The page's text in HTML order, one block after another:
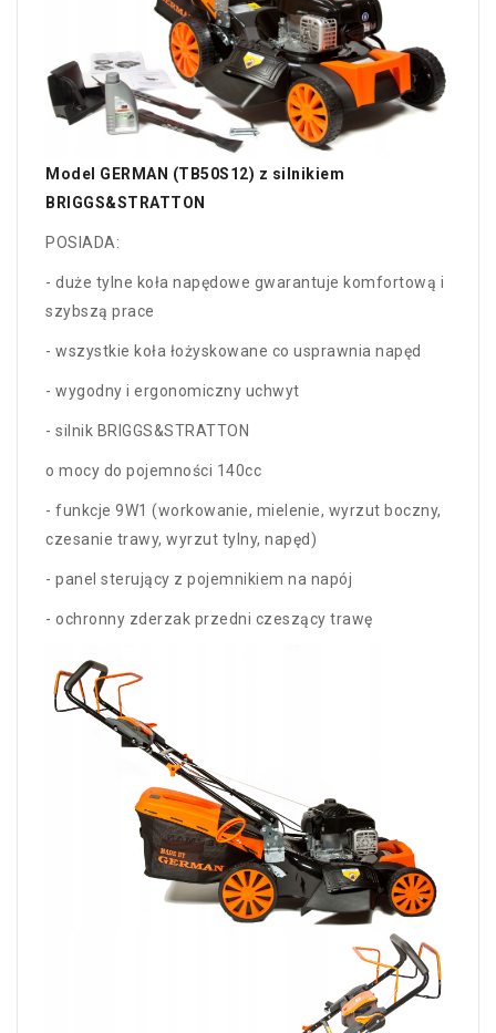
Model GERMAN (TB50S12) z silnikiem
BRIGGS&STRATTON
POSIADA:
- duże tylne koła napędowe gwarantuje komfortową i
szybszą prace
- wszystkie koła łożyskowane co usprawnia napęd
- wygodny i ergonomiczny uchwyt
- silnik BRIGGS&STRATTON
o mocy do pojemności 140cc
- funkcje 9W1 (workowanie, mielenie, wyrzut boczny,
czesanie trawy, wyrzut tylny, napęd)
- panel sterujący z pojemnikiem na napój
- ochronny zderzak przedni czeszący trawę